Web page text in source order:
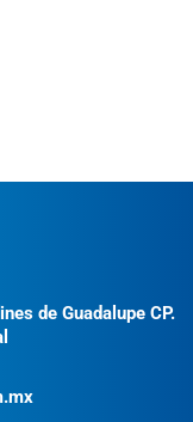
de Guadalupe CP.